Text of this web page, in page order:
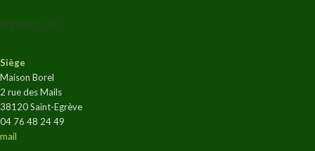
1 FÉVRIER 2017
Siège
Maison Borel
2 rue des Mails
38120 Saint-Egrève
04 76 48 24 49
mail